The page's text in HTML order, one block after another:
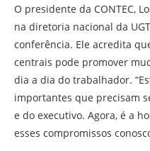
O presidente da CONTEC,
na diretoria nacional da
conferência. Ele acredita
centrais pode promover
dia a dia do trabalhador.
importantes que precisam
e do executivo. Agora, é a
esses compromissos